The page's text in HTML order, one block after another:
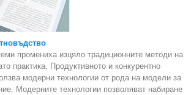
промениха изцяло традиционните методи на
практика. Продуктивното и конкурентно
модерни технологии от рода на модели за
Модерните технологии позволяват набиране